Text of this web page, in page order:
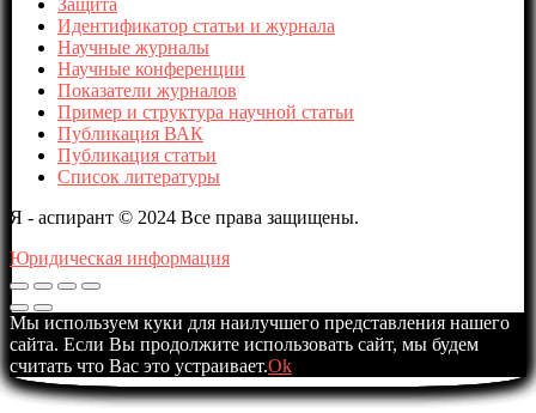
Защита
Идентификатор статьи и журнала
Научные журналы
Научные конференции
Показатели журналов
Пример и структура научной статьи
Публикация ВАК
Публикация статьи
Список литературы
Я - аспирант © 2024 Все права защищены.
Юридическая информация
Мы используем куки для наилучшего представления нашего
сайта. Если Вы продолжите использовать сайт, мы будем
считать что Вас это устраивает.Ok